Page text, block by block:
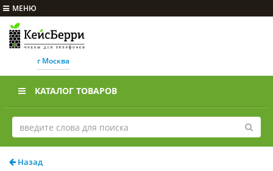
МЕНЮ
г Москва
КАТАЛОГ ТОВАРОВ
Назад